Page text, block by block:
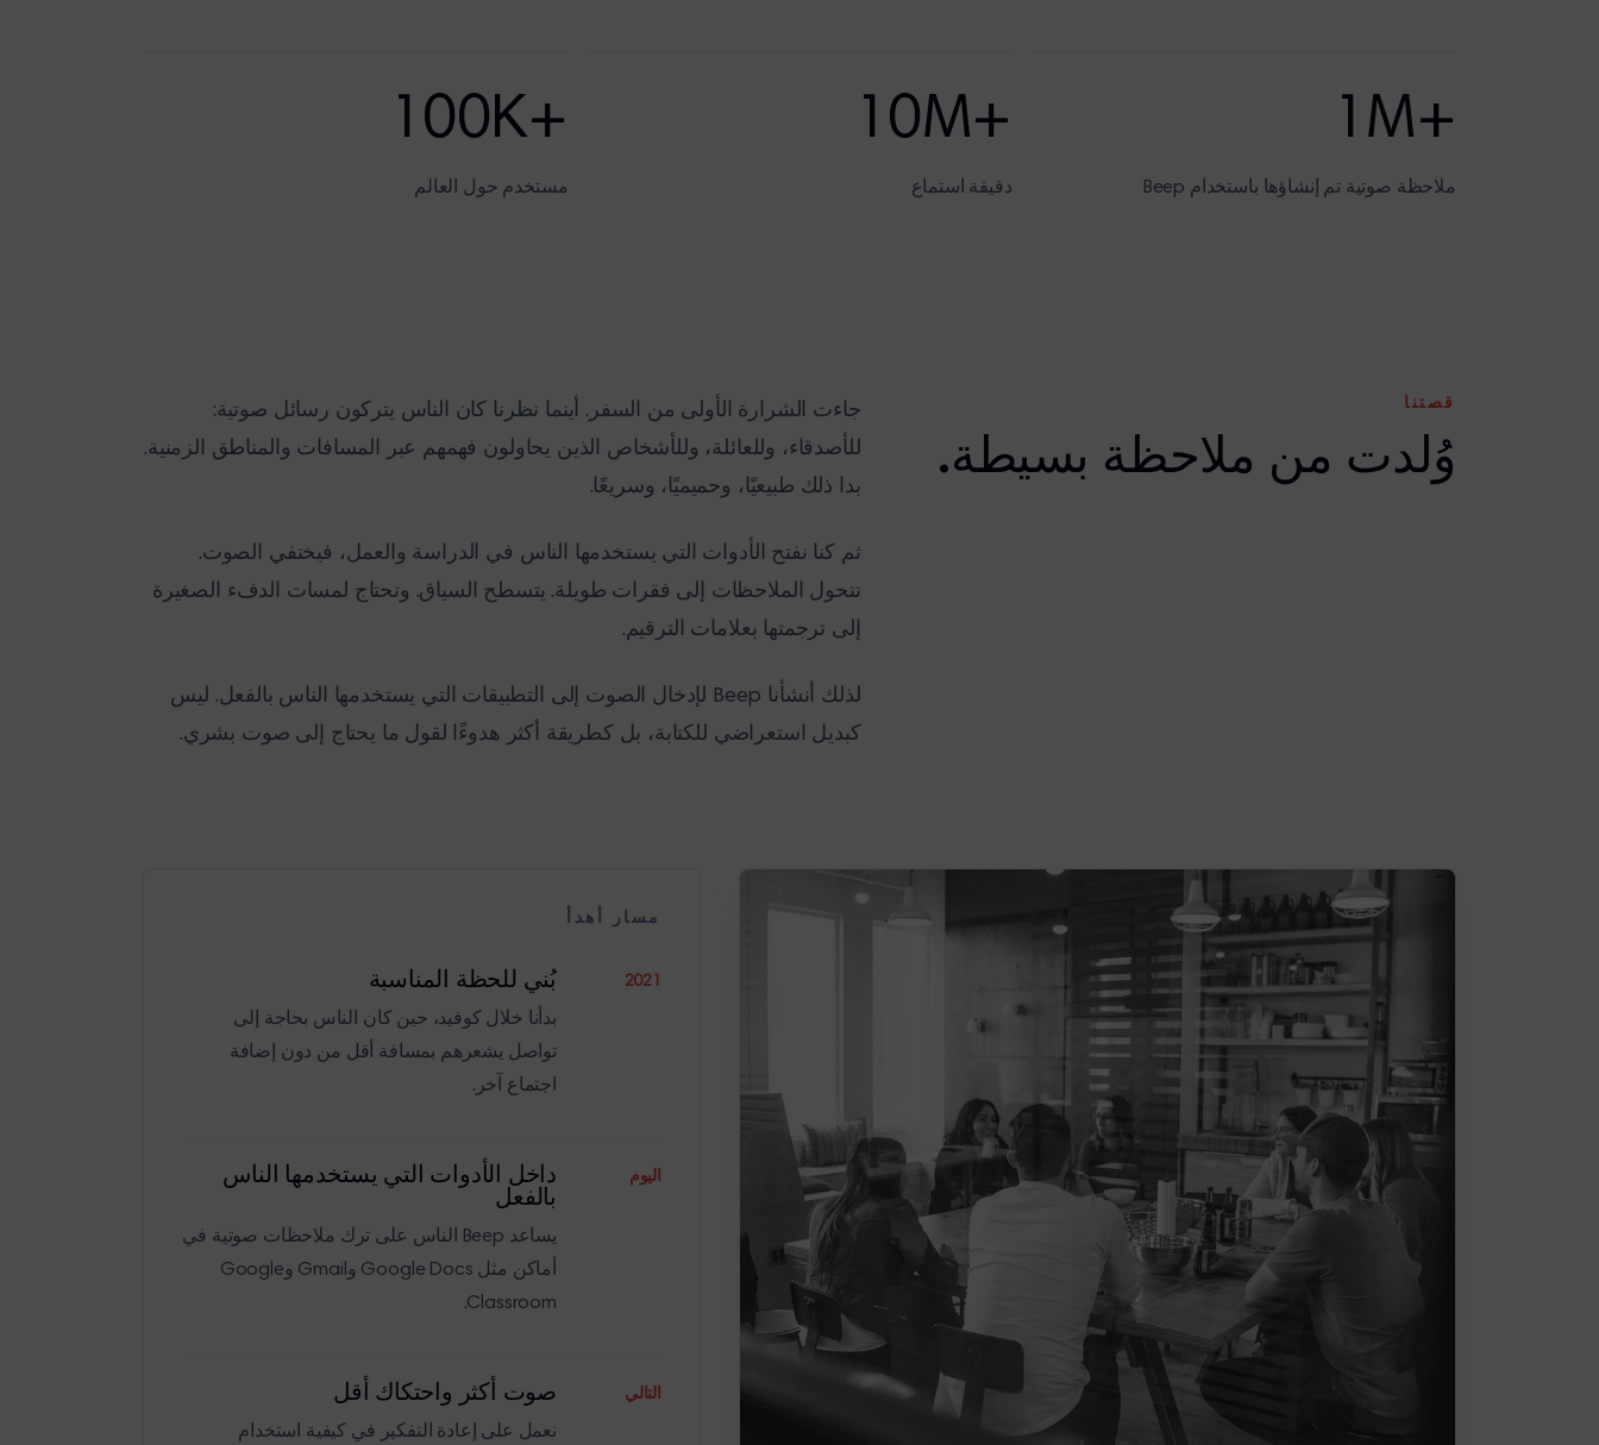
+1M
ملاحظة صوتية تم إنشاؤها باستخدام Beep
+10M
دقيقة استماع
+100K
مستخدم حول العالم
قصتنا
وُلدت من ملاحظة بسيطة.
جاءت الشرارة الأولى من السفر. أينما نظرنا كان الناس يتركون رسائل صوتية:
للأصدقاء، وللعائلة، وللأشخاص الذين يحاولون فهمهم عبر المسافات والمناطق الزمنية.
بدا ذلك طبيعيًا، وحميميًا، وسريعًا.
ثم كنا نفتح الأدوات التي يستخدمها الناس في الدراسة والعمل، فيختفي الصوت.
تتحول الملاحظات إلى فقرات طويلة. يتسطح السياق. وتحتاج لمسات الدفء الصغيرة
إلى ترجمتها بعلامات الترقيم.
لذلك أنشأنا Beep لإدخال الصوت إلى التطبيقات التي يستخدمها الناس بالفعل. ليس
كبديل استعراضي للكتابة، بل كطريقة أكثر هدوءًا لقول ما يحتاج إلى صوت بشري.
مسار أهدأ
2021 بُني للحظة المناسبة
بدأنا خلال كوفيد، حين كان الناس بحاجة إلى
تواصل يشعرهم بمسافة أقل من دون إضافة
اجتماع آخر.
اليوم
داخل الأدوات التي يستخدمها الناس
بالفعل
يساعد Beep الناس على ترك ملاحظات صوتية في
أماكن مثل Google Docs وGmail وGoogle
Classroom.
التالي صوت أكثر واحتكاك أقل
نعمل على إعادة التفكير في كيفية استخدام